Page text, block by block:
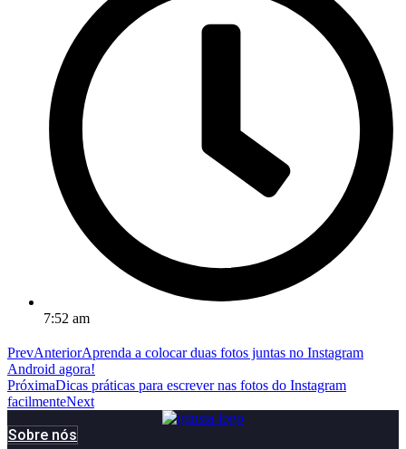
7:52 am
PrevAnteriorAprenda a colocar duas fotos juntas no Instagram
Android agora!
PróximaDicas práticas para escrever nas fotos do Instagram
facilmenteNext
Sobre nós